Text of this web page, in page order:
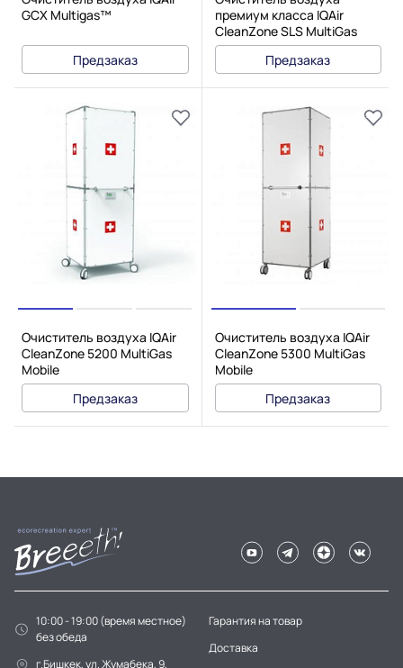
GCX Multigas™
Предзаказ
премиум класса IQAir
CleanZone SLS MultiGas
Предзаказ
Очиститель воздуха IQAir
CleanZone 5200 MultiGas
Mobile
Предзаказ
Очиститель воздуха IQAir
CleanZone 5300 MultiGas
Mobile
Предзаказ
10:00 - 19:00 (время местное)
без обеда
г.Бишкек, ул. Жумабека, 9,
Гарантия на товар
Доставка